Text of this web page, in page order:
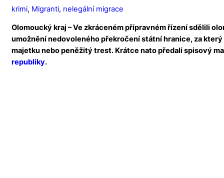
krimi, Migranti, nelegální migrace
Olomoucký kraj – Ve zkráceném přípravném řízení sdělili
umožnění nedovoleného překročení státní hranice, za
majetku nebo peněžitý trest. Krátce nato předali spisový
republiky.